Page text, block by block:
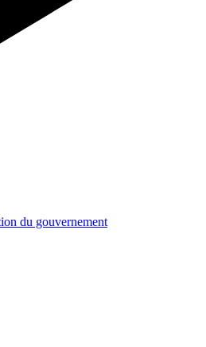
du gouvernement